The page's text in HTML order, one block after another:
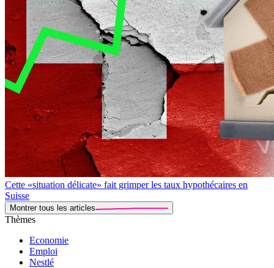
Cette «situation délicate» fait grimper les taux hypothécaires en
Suisse
Montrer tous les articles
Thèmes
Economie
Emploi
Nestlé